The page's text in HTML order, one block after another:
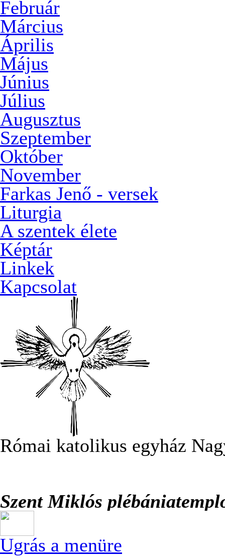
Február
Március
Április
Május
Június
Július
Augusztus
Szeptember
Október
November
Farkas Jenő - versek
Liturgia
A szentek élete
Képtár
Linkek
Kapcsolat
Római katolikus egyház
Szent Miklós
Ugrás a menüre